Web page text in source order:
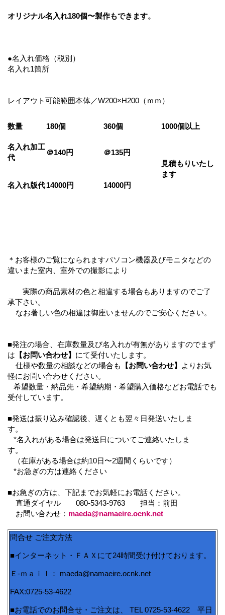
オリジナル名入れ180個〜製作もできます。
●名入れ価格（税別）
名入れ1箇所
レイアウト可能範囲本体／W200×H200（ｍｍ）
数量 180個 360個 1000個以上
名入れ加工
代
＠140円
＠135円
見積もりいたし
ます
名入れ版代14000円 14000円
＊お客様のご覧になられますパソコン機器及びモニタなどの
違いまた室内、室外での撮影により
実際の商品素材の色と相違する場合もありますのでご了
承下さい。
なお著しい色の相違は御座いませんのでご安心ください。
■発注の場合、在庫数量及び名入れが有無がありますのでまず
は 【お問い合わせ】 にて受付いたします。
仕様や数量の相談などの場合も
【お問い合わせ】
よりお気
軽にお問い合わせください。
希望数量・納品先・希望納期・希望購入価格などお電話でも
受付しています。
■発送は振り込み確認後、遅くとも翌々日発送いたしま
す。
*名入れがある場合は発送日についてご連絡いたしま
す。
（在庫がある場合は約10日〜2週間くらいです）
*お急ぎの方は連絡ください
■お急ぎの方は、下記までお気軽にお電話ください。
直通ダイヤル 080-5343-9763 担当：前田
お問い合わせ： maeda@namaeire.ocnk.net
問合せ ご注文方法
■インターネット・ＦＡＸにて24時間受け付けております。
Ｅ-ｍａｉｌ： maeda@namaeire.ocnk.net
FAX:0725-53-4622
■お電話でのお問合せ・ご注文は、 TEL 0725-53-4622 平日